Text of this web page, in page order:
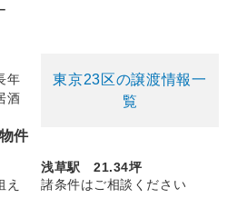
年
酒
東京23区の譲渡情報一
覧
件
え
浅草駅 21.34坪
諸条件はご相談ください